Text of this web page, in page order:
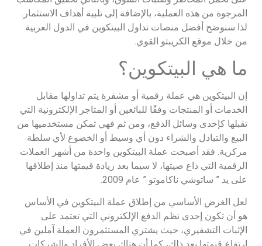
المرجوة من هذه العملية، بالإضافة إلى تلبية أهداف الاستثمار.
لذا سنوضح أفضل منصات تداول البيتكوين في الدول العربية
من خلال موقع الكريبتو القوي.
ما هي البيتكوين؟
إن البيتكوين هي عملة رقمية أو مشفرة يتم تداولها مقابل
الخدمات أو المنتجات وفقًا للبائعين أو المتاجر الإلكترونية التي
تقبلها كإحدى وسائل الدفع، ومن ثم فهي تمكن مستخدميها من
البيع والتبادل والشراء دون أي وسيط أو الخضوع لأي سلطة
مركزية. فقد أصبحت عملة البيتكوين واحدة من أشهر العملات
الرقمية التي ذاع صيتها، لا سيما بعد زيادة قيمتها منذ إطلاقها
على يد ” ساتوشي ناكاموتو ” عام 2009.
لعل الغرض الأساسي من إطلاق عملة البيتكوين في الأساس
هو أن تكون إحدى نظم الدفع الإلكتروني التي تعتمد على
الإثبات التشفيري، حيث يشتري المستثمرون العملة آملين في